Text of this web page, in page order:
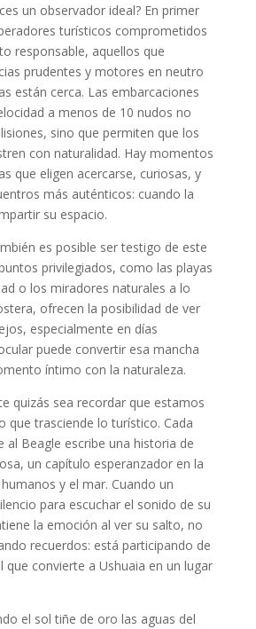
un observador ideal? En primer
turísticos comprometidos
responsable, aquellos que
prudentes y motores en neutro
están cerca. Las embarcaciones
a menos de 10 nudos no
sino que permiten que los
con naturalidad. Hay momentos
que eligen acercarse, curiosas, y
más auténticos: cuando la
su espacio.
es posible ser testigo de este
privilegiados, como las playas
o los miradores naturales a lo
ofrecen la posibilidad de ver
especialmente en días
puede convertir esa mancha
íntimo con la naturaleza.
quizás sea recordar que estamos
que trasciende lo turístico. Cada
al Beagle escribe una historia de
un capítulo esperanzador en la
y el mar. Cuando un
para escuchar el sonido de su
la emoción al ver su salto, no
recuerdos: está participando de
que convierte a Ushuaia en un lugar
el sol tiñe de oro las aguas del